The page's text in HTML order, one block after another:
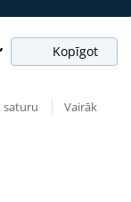
Kopīgot
saturu
Vairāk